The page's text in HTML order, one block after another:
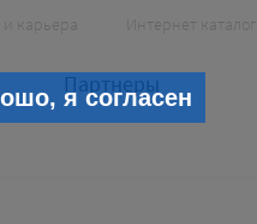
я согласен
карьера Интернет каталог
Партнеры